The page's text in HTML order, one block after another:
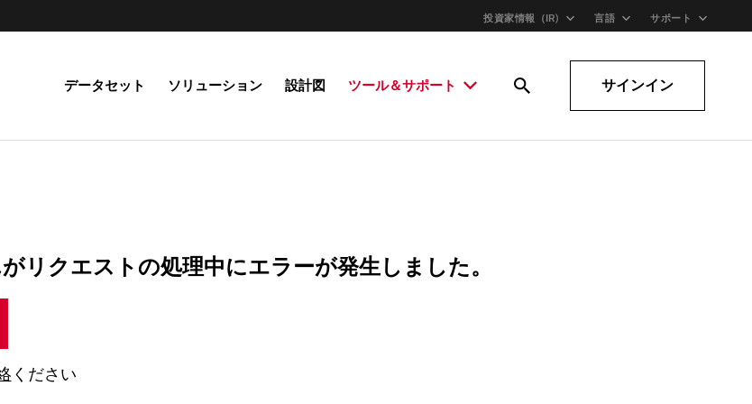
投資家情報（IR) 言語 サポート
データセット ソリューション 設計図 ツール＆サポート サインイン
リクエストの処理中にエラーが発生しました。
ください